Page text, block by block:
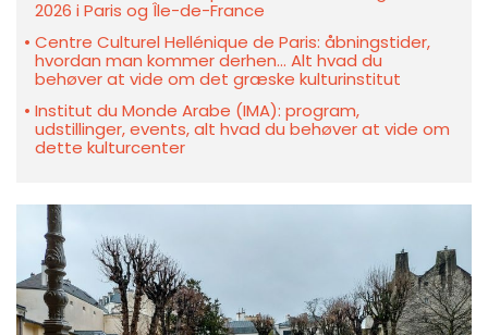
2026 i Paris og Île-de-France
Centre Culturel Hellénique de Paris: åbningstider,
hvordan man kommer derhen... Alt hvad du
behøver at vide om det græske kulturinstitut
Institut du Monde Arabe (IMA): program,
udstillinger, events, alt hvad du behøver at vide om
dette kulturcenter